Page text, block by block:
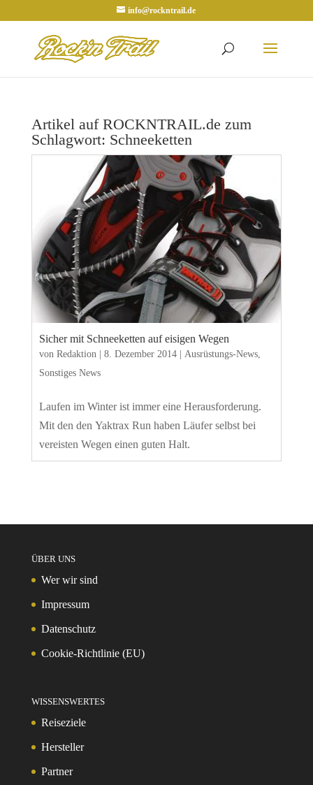
info@rockntrail.de
Artikel auf ROCKNTRAIL.de zum
Schlagwort: Schneeketten
Sicher mit Schneeketten auf eisigen Wegen
von Redaktion| 8. Dezember 2014| Ausrüstungs-News,
Sonstiges News
Laufen im Winter ist immer eine Herausforderung.
Mit den den Yaktrax Run haben Läufer selbst bei
vereisten Wegen einen guten Halt.
ÜBER UNS
Wer wir sind
Impressum
Datenschutz
Cookie-Richtlinie (EU)
WISSENSWERTES
Reiseziele
Hersteller
Partner